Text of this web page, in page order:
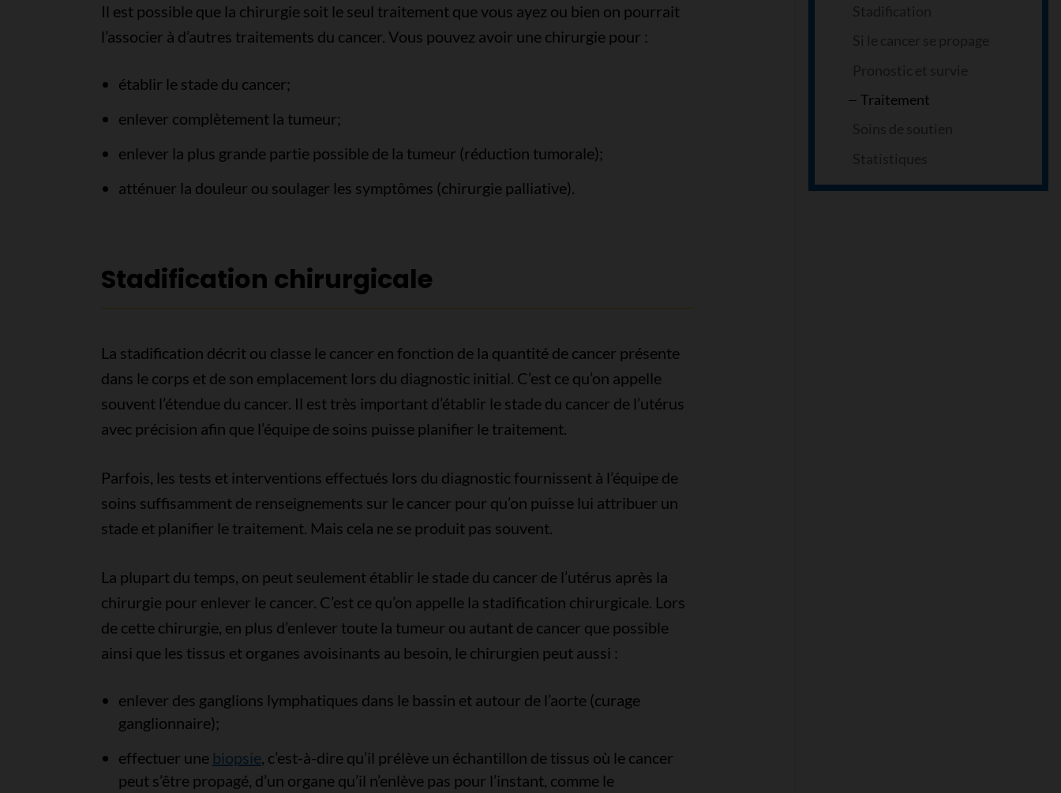
Traitement
Il est possible que la chirurgie soit le seul traitement que vous ayez ou bien on pourrait
l’associer à d’autres traitements du cancer. Vous pouvez avoir une chirurgie pour :
établir le stade du cancer;
enlever complètement la tumeur;
enlever la plus grande partie possible de la tumeur (réduction tumorale);
atténuer la douleur ou soulager les symptômes (chirurgie palliative).
Stadification chirurgicale
La stadification décrit ou classe le cancer en fonction de la quantité de cancer présente
dans le corps et de son emplacement lors du diagnostic initial. C’est ce qu’on appelle
souvent l’étendue du cancer. Il est très important d’établir le stade du cancer de l’utérus
avec précision afin que l’équipe de soins puisse planifier le traitement.
Parfois, les tests et interventions effectués lors du diagnostic fournissent à l’équipe de
soins suffisamment de renseignements sur le cancer pour qu’on puisse lui attribuer un
stade et planifier le traitement. Mais cela ne se produit pas souvent.
La plupart du temps, on peut seulement établir le stade du cancer de l’utérus après la
chirurgie pour enlever le cancer. C’est ce qu’on appelle la stadification chirurgicale. Lors
de cette chirurgie, en plus d’enlever toute la tumeur ou autant de cancer que possible
ainsi que les tissus et organes avoisinants au besoin, le chirurgien peut aussi :
enlever des ganglions lymphatiques dans le bassin et autour de l’aorte (curage
ganglionnaire);
effectuer une biopsie, c’est-à-dire qu’il prélève un échantillon de tissus où le cancer
peut s’être propagé, d’un organe qu’il n’enlève pas pour l’instant, comme le